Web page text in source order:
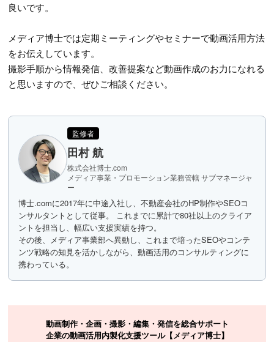
良いです。
メディア博士では定期ミーティングやセミナーで動画活用方法
をお伝えしています。
撮影手順から情報発信、改善提案など動画作成のお力になれる
と思いますので、ぜひご相談ください。
監修者
田村 航
株式会社博士.com
メディア事業・プロモーション業務管轄 サブマネージャ
ー
博士.comに2017年に中途入社し、不動産会社のHP制作やSEOコ
ンサルタントとして従事。 これまでに累計で80社以上のクライア
ントを担当し、幅広い支援実績を持つ。
その後、メディア事業部へ異動し、これまで培ったSEOやコンテ
ンツ戦略の知見を活かしながら、動画活用のコンサルティングに
携わっている。
動画制作・企画・撮影・編集・発信を総合サポート
企業の動画活用内製化支援ツール【メディア博士】